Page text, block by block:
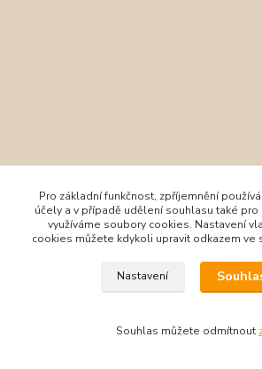
Pro základní funkčnost, zpříjemnění
účely a v případě udělení souhlasu také
využíváme soubory cookies. Nastavení
cookies můžete kdykoli upravit odkazem ve
Nastavení
Souhlas můžete odmítnout